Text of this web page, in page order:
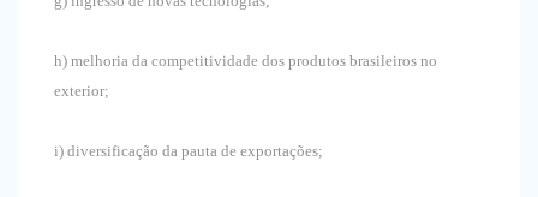
h) melhoria da competitividade dos produtos brasileiros no
exterior;
i) diversificação da pauta de exportações;